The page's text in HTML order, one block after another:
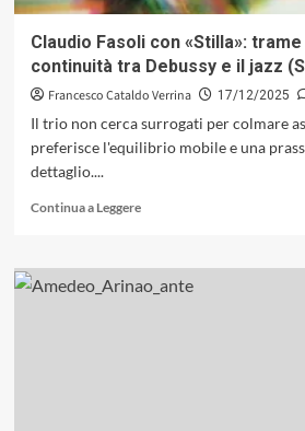
di
(Mingus
Records,
2025)
Claudio Fasoli con «Stilla»:
continuità tra Debussy e il jazz
Francesco Cataldo Verrina 17/12/2025
Il trio non cerca surrogati per colmare
preferisce l'equilibrio mobile e una
dettaglio....
Continua a LeggereLeggi
su
Claudio